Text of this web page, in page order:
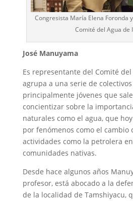
Congresista María Elena Foronda
Comité del Agua de
José Manuyama
Es representante del Comité
agrupa a una serie de
principalmente jóvenes que
concientizar sobre la
naturales como el agua, que
por fenómenos como el cambio
actividades como la petrolera
comunidades nativas.
Desde hace algunos años
profesor, está abocado a la
de la localidad de Tamshiyacu,